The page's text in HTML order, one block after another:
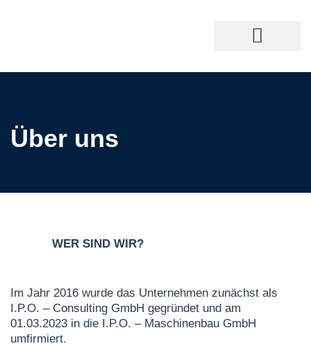
Über uns
WER SIND WIR?
Im Jahr 2016 wurde das Unternehmen zunächst als
I.P.O. – Consulting GmbH gegründet und am
01.03.2023 in die I.P.O. – Maschinenbau GmbH
umfirmiert.